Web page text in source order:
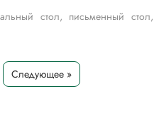
стол, письменный стол,
предметы, изображённые на
предмет — слово или
предмет, признак, действие,
Следующее »